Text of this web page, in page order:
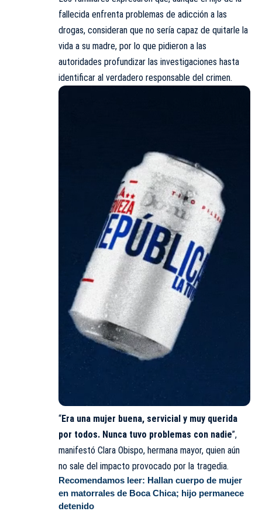
fallecida enfrenta problemas de adicción a las
drogas, consideran que no sería capaz de quitarle la
vida a su madre, por lo que pidieron a las
autoridades profundizar las investigaciones hasta
identificar al verdadero responsable del crimen.
“Era una mujer buena, servicial y muy querida
por todos. Nunca tuvo problemas con nadie”,
manifestó Clara Obispo, hermana mayor, quien aún
no sale del impacto provocado por la tragedia.
Recomendamos leer: Hallan cuerpo de mujer
en matorrales de Boca Chica; hijo permanece
detenido